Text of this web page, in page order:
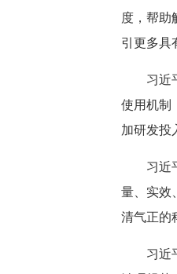
度，帮助
引更多具
习近
使用机制
加研发投
习近
量、实效
清气正的
习近